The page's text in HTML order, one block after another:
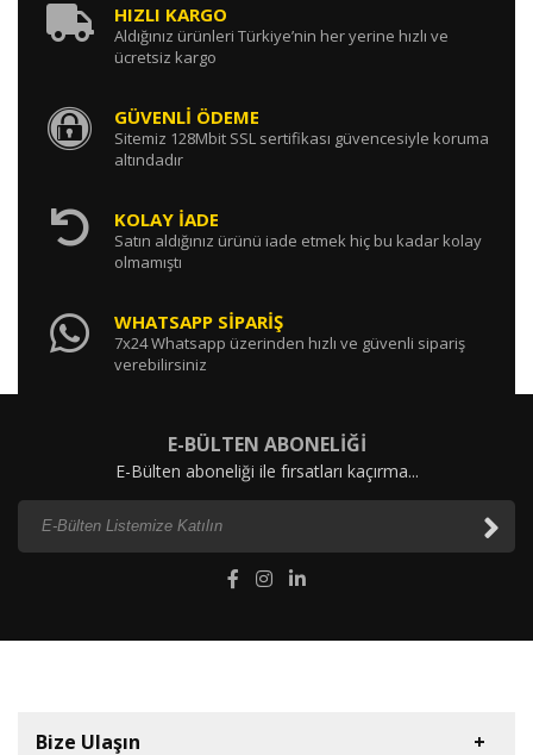
HIZLI KARGO
Aldığınız ürünleri Türkiye’nin her yerine hızlı ve
ücretsiz kargo
GÜVENLİ ÖDEME
Sitemiz 128Mbit SSL sertifikası güvencesiyle koruma
altındadır
KOLAY İADE
Satın aldığınız ürünü iade etmek hiç bu kadar kolay
olmamıştı
WHATSAPP SİPARİŞ
7x24 Whatsapp üzerinden hızlı ve güvenli sipariş
verebilirsiniz
E-BÜLTEN ABONELİĞİ
E-Bülten aboneliği ile fırsatları kaçırma...
Bize Ulaşın